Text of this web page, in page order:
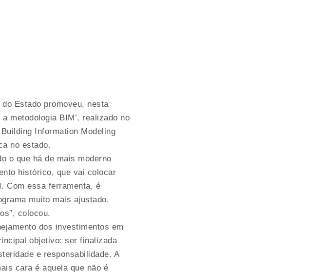
Estado promoveu, nesta
metodologia BIM’, realizado no
Information Modeling
no estado.
o que há de mais moderno
histórico, que vai colocar
Com essa ferramenta, é
muito mais ajustado.
colocou.
dos investimentos em
objetivo: ser finalizada
e responsabilidade. A
cara é aquela que não é